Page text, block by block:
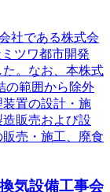
社である株式会
ツワ都市開発
た。なお、本株式
の範囲から除外
置の設計・施
販売および設
売・施工、廃食
気設備工事会